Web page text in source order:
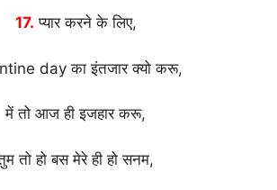
17. प्यार करने के लिए,
day का इंतजार क्यो करू,
में तो आज ही इजहार करू,
तो हो बस मेरे ही हो सनम,